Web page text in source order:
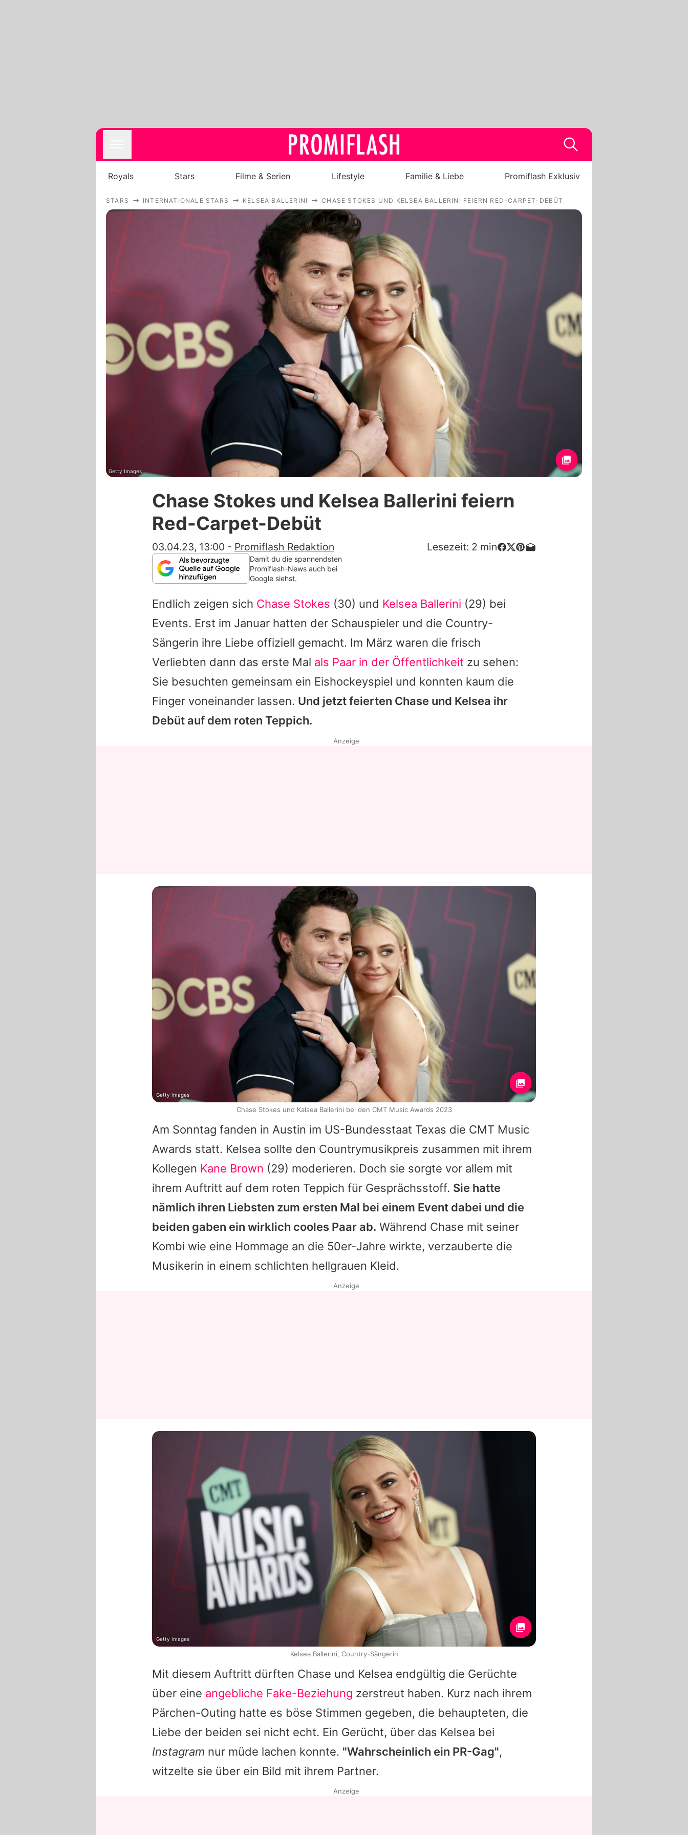
Royals
Stars
Filme & Serien
Lifestyle
Familie & Liebe
Promiflash Exklusiv
Alle Themen auf Promiflash
Jobs
App runterladen
Team
Redaktionelle Richtlinien
Impressum
Datenschutzerklärung
Nutzungsbedingungen
Utiq verwalten
Royals Stars Filme & Serien Lifestyle Familie & Liebe Promiflash Exklusiv
STARS INTERNATIONALE STARS KELSEA BALLERINI CHASE STOKES UND KELSEA BALLERINI FEIERN RED-CARPET-DEBÜT
Getty Images
Chase Stokes und Kelsea Ballerini feiern
Red-Carpet-Debüt
03.04.23, 13:00 - Promiflash Redaktion Lesezeit: 2 min
Damit du die spannendsten
Promiflash-News auch bei
Google siehst.
Endlich zeigen sich Chase Stokes (30) und Kelsea Ballerini (29) bei
Events. Erst im Januar hatten der Schauspieler und die Country-
Sängerin ihre Liebe offiziell gemacht. Im März waren die frisch
Verliebten dann das erste Mal als Paar in der Öffentlichkeit zu sehen:
Sie besuchten gemeinsam ein Eishockeyspiel und konnten kaum die
Finger voneinander lassen. Und jetzt feierten Chase und Kelsea ihr
Debüt auf dem roten Teppich.
Am Sonntag fanden in Austin im US-Bundesstaat Texas die CMT Music
Awards statt. Kelsea sollte den Countrymusikpreis zusammen mit ihrem
Kollegen Kane Brown (29) moderieren. Doch sie sorgte vor allem mit
ihrem Auftritt auf dem roten Teppich für Gesprächsstoff. Sie hatte
nämlich ihren Liebsten zum ersten Mal bei einem Event dabei und die
beiden gaben ein wirklich cooles Paar ab. Während Chase mit seiner
Kombi wie eine Hommage an die 50er-Jahre wirkte, verzauberte die
Musikerin in einem schlichten hellgrauen Kleid.
Mit diesem Auftritt dürften Chase und Kelsea endgültig die Gerüchte
über eine angebliche Fake-Beziehung zerstreut haben. Kurz nach ihrem
Pärchen-Outing hatte es böse Stimmen gegeben, die behaupteten, die
Liebe der beiden sei nicht echt. Ein Gerücht, über das Kelsea bei
Instagram nur müde lachen konnte. "Wahrscheinlich ein PR-Gag",
witzelte sie über ein Bild mit ihrem Partner.
Anzeige
Getty Images
Chase Stokes und Kalsea Ballerini bei den CMT Music Awards 2023
Anzeige
Getty Images
Kelsea Ballerini, Country-Sängerin
Anzeige